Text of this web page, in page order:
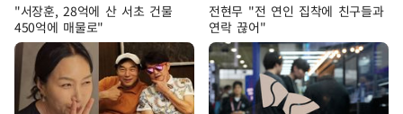
"서장훈, 28억에 산 서초 건물
450억에 매물로"
전현무 "전 연인 집착에 친구들과
연락 끊어"